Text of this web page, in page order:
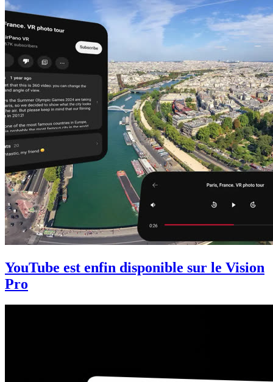
YouTube est enfin disponible sur le Vision
Pro